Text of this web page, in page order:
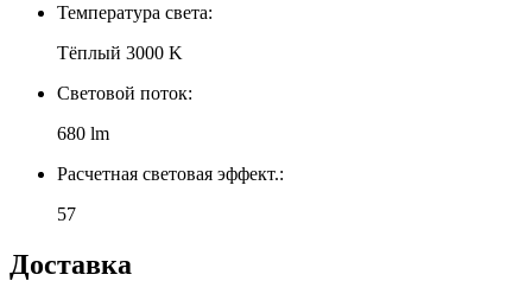
Температура света:
Тёплый 3000 K
Световой поток:
680 lm
Расчетная световая эффект.:
57
Доставка